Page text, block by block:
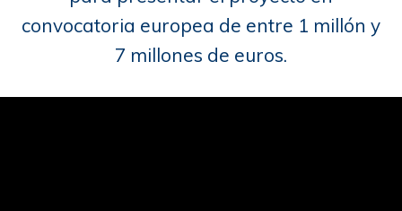
convocatoria europea de entre 1 millón y
7 millones de euros.